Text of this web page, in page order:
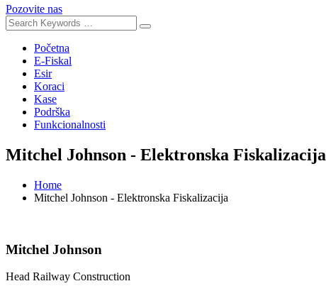
Pozovite nas
Početna
E-Fiskal
Esir
Koraci
Kase
Podrška
Funkcionalnosti
Mitchel Johnson - Elektronska Fiskalizacija
Home
Mitchel Johnson - Elektronska Fiskalizacija
Mitchel Johnson
Head Railway Construction